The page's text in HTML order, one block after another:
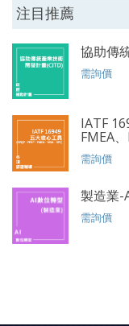
注目推薦
協助傳
需詢價
IATF
FMEA
需詢價
製造業-
需詢價